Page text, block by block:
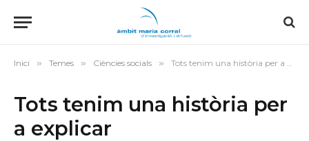
Inici » Temes » Ciències socials » Tots tenim una història per a explicar
Tots tenim una història per
a explicar